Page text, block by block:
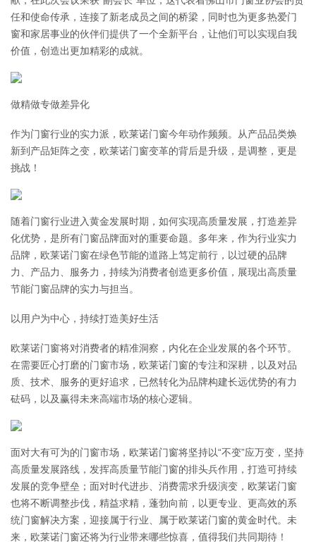
任和使命传承，连接了新老成员之间的桥梁，同时也为更多热爱门
窗和家居事业的伙伴们提供了一个全新平台，让他们可以实现自我
价值，创造出更加精彩的成就。
做精做专做差异化
作为门窗行业的实力派，欧莱诺门窗今年动作频频。从产品品类焕
新到产品矩阵之变，欧莱诺门窗变革的背后是升级，是调整，更是
挑战！
随着门窗行业进入黄金发展时期，如何实现高质量发展，打造差异
化优势，是所有门窗品牌面对的重要命题。多年来，作为行业实力
品牌，欧莱诺门窗在绿色节能的道路上笃定前行，以过硬的品牌
力、产品力、服务力，持续为消费者创造更多价值，展现出高质量
节能门窗品牌的实力与担当。
以用户为中心，持续打造美好生活
欧莱诺门窗将对消费者的精准洞察，内化在企业发展的各个环节。
在需要匠心打磨的门窗市场，欧莱诺门窗的专注和深耕，以及对品
质、技术、服务的更好追求，已然转化为品牌构建长远优势的有力
砝码，以及赢得未来高端市场的核心逻辑。
面对大有可为的门窗市场，欧莱诺门窗将坚持以“不变”应万变，坚持
高质量发展路线，发挥高质量节能门窗的排头兵作用，打造可持续
发展的竞争壁垒；面对时代进步、消费需求升级演变，欧莱诺门窗
也将不断调整步伐，精益求精，蓬勃向前，以更专业、更高效的系
统门窗解决方案，迎接属于行业、属于欧莱诺门窗的黄金时代。未
来，欧莱诺门窗还将为行业带来哪些惊喜，值得我们共同期待！